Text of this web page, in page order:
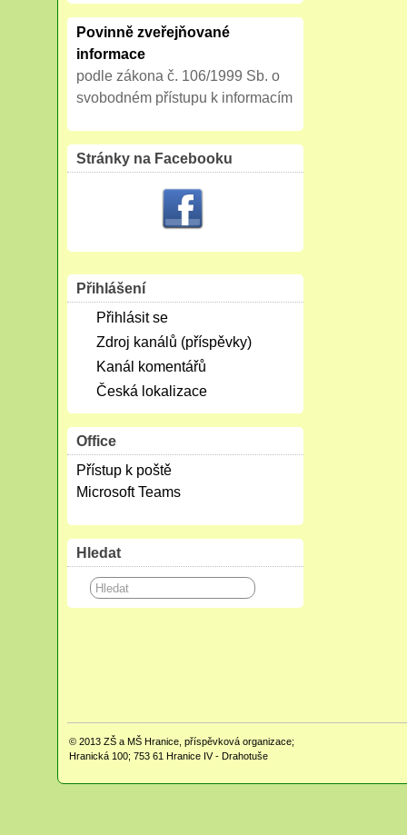
Povinně zveřejňované
informace
podle zákona č. 106/1999 Sb. o
svobodném přístupu k informacím
Stránky na Facebooku
Přihlášení
Přihlásit se
Zdroj kanálů (příspěvky)
Kanál komentářů
Česká lokalizace
Office
Přístup k poště
Microsoft Teams
Hledat
© 2013 ZŠ a MŠ Hranice, příspěvková organizace;
Hranická 100; 753 61 Hranice IV - Drahotuše